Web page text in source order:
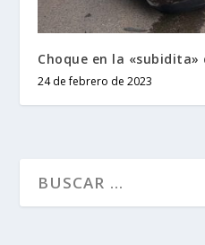
Choque en la
24 de febrero de 2023